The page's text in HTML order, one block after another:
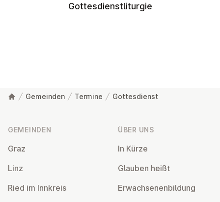
Gottesdienstliturgie
Gemeinden Termine Gottesdienst
GEMEINDEN
Graz
Linz
Ried im Innkreis
ÜBER UNS
In Kürze
Glauben heißt
Er­wach­se­nen­bil­dung